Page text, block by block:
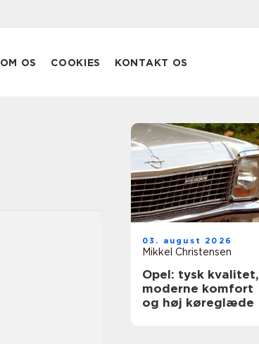
OM OS COOKIES KONTAKT OS
03. august 2026
Mikkel Christensen
Opel: tysk kvalitet,
moderne komfort
og høj køreglæde